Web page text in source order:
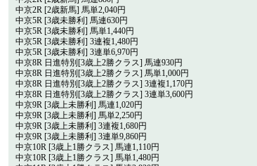
中京2R [2歳新馬] 馬単2,040円
中京5R [3歳未勝利] 馬連630円
中京5R [3歳未勝利] 馬単1,440円
中京5R [3歳未勝利] 3連複1,480円
中京5R [3歳未勝利] 3連単6,970円
中京8R 日進特別[3歳上2勝クラス] 馬連930円
中京8R 日進特別[3歳上2勝クラス] 馬単1,000円
中京8R 日進特別[3歳上2勝クラス] 3連複1,170円
中京8R 日進特別[3歳上2勝クラス] 3連単3,600円
中京9R [3歳上未勝利] 馬連1,020円
中京9R [3歳上未勝利] 馬単2,250円
中京9R [3歳上未勝利] 3連複1,680円
中京9R [3歳上未勝利] 3連単9,860円
中京10R [3歳上1勝クラス] 馬連1,110円
中京10R [3歳上1勝クラス] 馬単1,480円